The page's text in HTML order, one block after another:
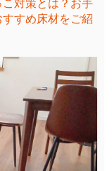
対策とは？お手
すめ床材をご紹